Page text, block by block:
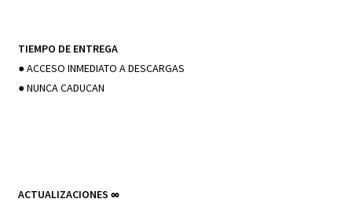
TIEMPO DE ENTREGA
● ACCESO INMEDIATO A DESCARGAS
● NUNCA CADUCAN
ACTUALIZACIONES ∞